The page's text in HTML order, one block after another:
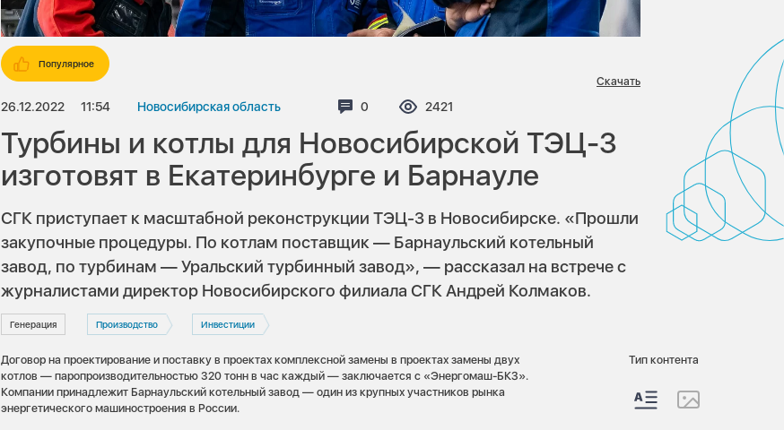
Популярное
26.12.2022 11:54 Новосибирская область Комментариев:
0 Просмотров:
2421
Скачать
Турбины и котлы для Новосибирской ТЭЦ-3
изготовят в Екатеринбурге и Барнауле
СГК приступает к масштабной реконструкции ТЭЦ-3 в Новосибирске. «Прошли
закупочные процедуры. По котлам поставщик — Барнаульский котельный
завод, по турбинам — Уральский турбинный завод», — рассказал на встрече с
журналистами директор Новосибирского филиала СГК Андрей Колмаков.
Генерация Производство Инвестиции
Договор на проектирование и поставку в проектах комплексной замены в проектах замены двух
котлов — паропроизводительностью 320 тонн в час каждый — заключается с «Энергомаш-БКЗ».
Компании принадлежит Барнаульский котельный завод — один из крупных участников рынка
энергетического машиностроения в России.
Тип контента